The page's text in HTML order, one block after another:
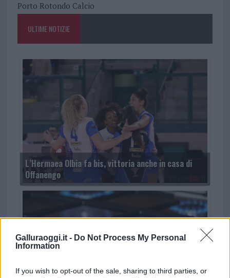
Galluraoggi.it - Do Not Process My Personal
Information
If you wish to opt-out of the sale, sharing to third parties, or
Porto Rotondo Calcio
ULTIME NOTIZIE
L’Hermaea Olbia fa bis, vittoria anche in casa di
Offanengo
Caro bollette, ecco i possibili interventi del